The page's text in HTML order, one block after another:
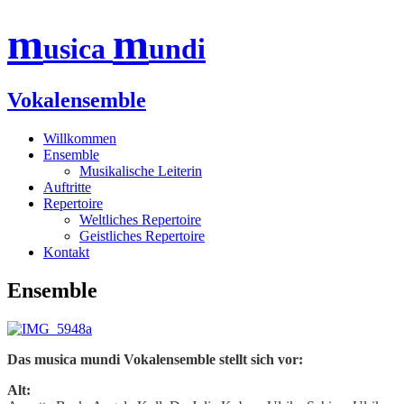
musica mundi
Vokalensemble
Zum
Inhalt
Willkommen
Ensemble
Musikalische Leiterin
Auftritte
Repertoire
Weltliches Repertoire
Geistliches Repertoire
Kontakt
Ensemble
Das musica mundi Vokalensemble stellt sich vor:
Alt: